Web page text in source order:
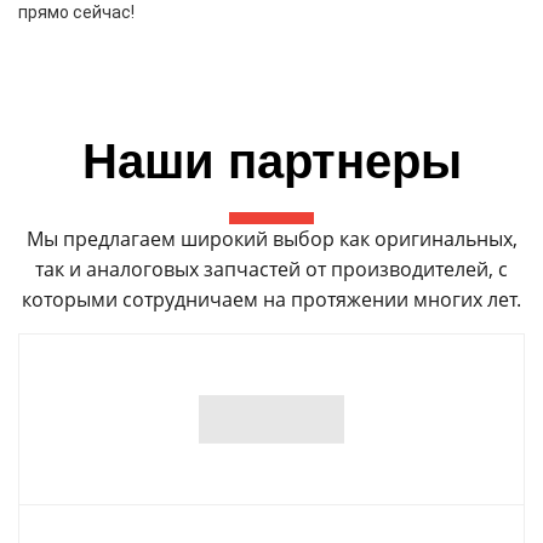
прямо сейчас!
Наши партнеры
Мы предлагаем широкий выбор как оригинальных,
так и аналоговых запчастей от производителей, с
которыми сотрудничаем на протяжении многих лет.